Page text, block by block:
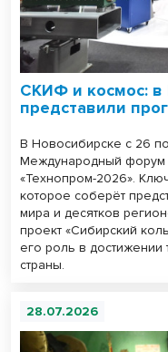
СКИФ и космос: в
представили
В Новосибирске с 26
Международный форум
«Технопром-2026».
которое соберёт
мира и десятков
проект «Сибирский
его роль в достижении
страны.
28.07.2026